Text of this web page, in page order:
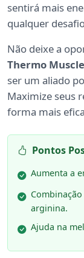
sentirá mais
qualquer
Não deixe a
Thermo
ser um aliado
Maximize seus
forma mais
Pontos
Aumenta a
arginina.
Ajuda na